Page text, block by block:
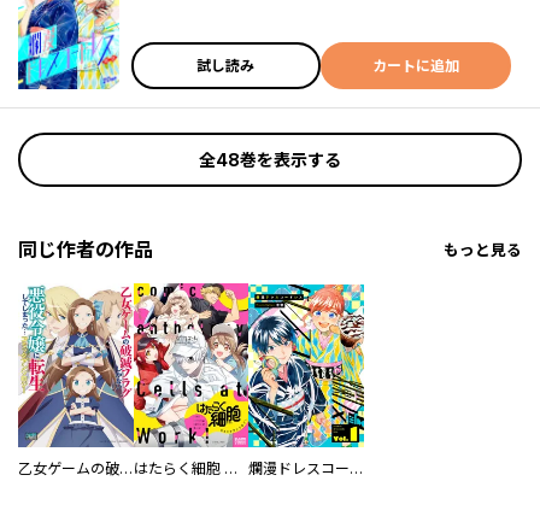
試し読み カートに追加
全48巻を表示する
同じ作者の作品 もっと見る
乙女ゲームの破滅フラグしかない悪役令嬢に転生してしまった… コミックアンソロジー はたらく細胞 コミックアンソロジー 爛漫ドレスコードレス 【描き下ろし漫画付き】